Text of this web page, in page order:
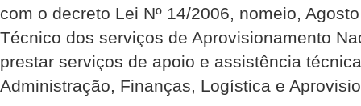
com o decreto Lei Nº 14/2006, nomeio,
Técnico dos serviços de Aprovisionamento
prestar serviços de apoio e assistência
Administração, Finanças, Logística e